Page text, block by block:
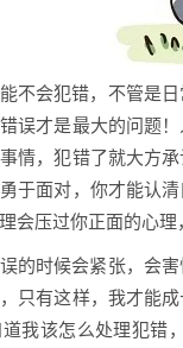
不会犯错，不管是
误才是最大的问题
情，犯错了就大方
于面对，你才能认
会压过你正面的心
的时候会紧张，会
只有这样，我才能
我该怎么处理犯错